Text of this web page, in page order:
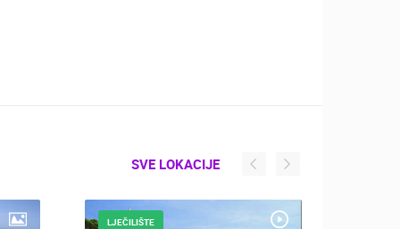
LJEČILIŠTE
SVE LOKACIJE